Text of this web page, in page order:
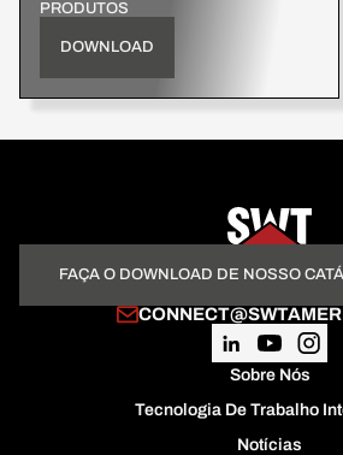
PRODUTOS
DOWNLOAD
FAÇA O DOWNLOAD DE NOSSO
Sobre Nós
Tecnologia De Trabalho
Notícias